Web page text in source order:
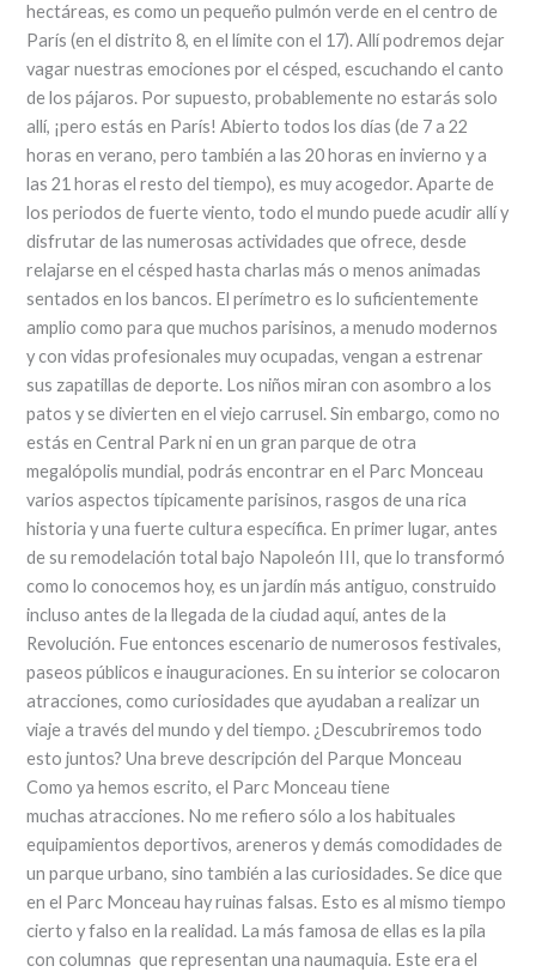
hectáreas, es como un pequeño pulmón verde en el centro de
París (en el distrito 8, en el límite con el 17). Allí podremos dejar
vagar nuestras emociones por el césped, escuchando el canto
de los pájaros. Por supuesto, probablemente no estarás solo
allí, ¡pero estás en París! Abierto todos los días (de 7 a 22
horas en verano, pero también a las 20 horas en invierno y a
las 21 horas el resto del tiempo), es muy acogedor. Aparte de
los periodos de fuerte viento, todo el mundo puede acudir allí y
disfrutar de las numerosas actividades que ofrece, desde
relajarse en el césped hasta charlas más o menos animadas
sentados en los bancos. El perímetro es lo suficientemente
amplio como para que muchos parisinos, a menudo modernos
y con vidas profesionales muy ocupadas, vengan a estrenar
sus zapatillas de deporte. Los niños miran con asombro a los
patos y se divierten en el viejo carrusel. Sin embargo, como no
estás en Central Park ni en un gran parque de otra
megalópolis mundial, podrás encontrar en el Parc Monceau
varios aspectos típicamente parisinos, rasgos de una rica
historia y una fuerte cultura específica. En primer lugar, antes
de su remodelación total bajo Napoleón III, que lo transformó
como lo conocemos hoy, es un jardín más antiguo, construido
incluso antes de la llegada de la ciudad aquí, antes de la
Revolución. Fue entonces escenario de numerosos festivales,
paseos públicos e inauguraciones. En su interior se colocaron
atracciones, como curiosidades que ayudaban a realizar un
viaje a través del mundo y del tiempo. ¿Descubriremos todo
esto juntos? Una breve descripción del Parque Monceau
Como ya hemos escrito, el Parc Monceau tiene
muchas atracciones. No me refiero sólo a los habituales
equipamientos deportivos, areneros y demás comodidades de
un parque urbano, sino también a las curiosidades. Se dice que
en el Parc Monceau hay ruinas falsas. Esto es al mismo tiempo
cierto y falso en la realidad. La más famosa de ellas es la pila
con columnas que representan una naumaquia. Este era el